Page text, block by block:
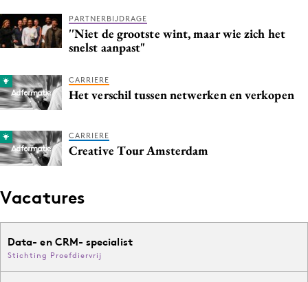
Purpose Marketing
Reputatie & crisis
PARTNERBIJDRAGE
''Niet de grootste wint, maar wie zich het
snelst aanpast"
CARRIERE
Het verschil tussen netwerken en verkopen
CARRIERE
Creative Tour Amsterdam
Vacatures
Data- en CRM- specialist
Stichting Proefdiervrij